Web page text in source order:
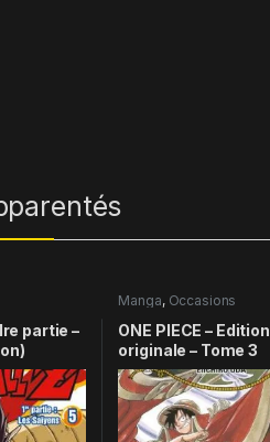
partie –
Manga, Occasions
ONE PIECE – Edition
originale – Tome 3